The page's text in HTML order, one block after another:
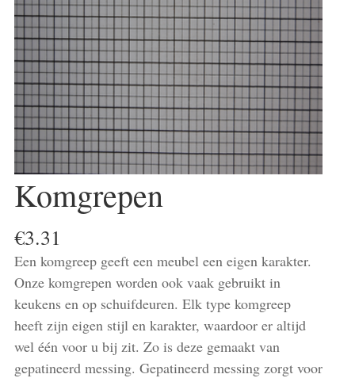
Komgrepen
€3.31
Een komgreep geeft een meubel een eigen karakter.
Onze komgrepen worden ook vaak gebruikt in
keukens en op schuifdeuren. Elk type komgreep
heeft zijn eigen stijl en karakter, waardoor er altijd
wel één voor u bij zit. Zo is deze gemaakt van
gepatineerd messing. Gepatineerd messing zorgt voor